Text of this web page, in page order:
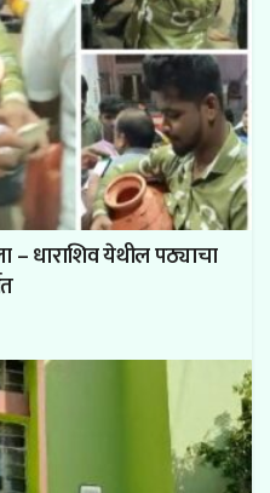
धाराशिव येथील पठ्याचा